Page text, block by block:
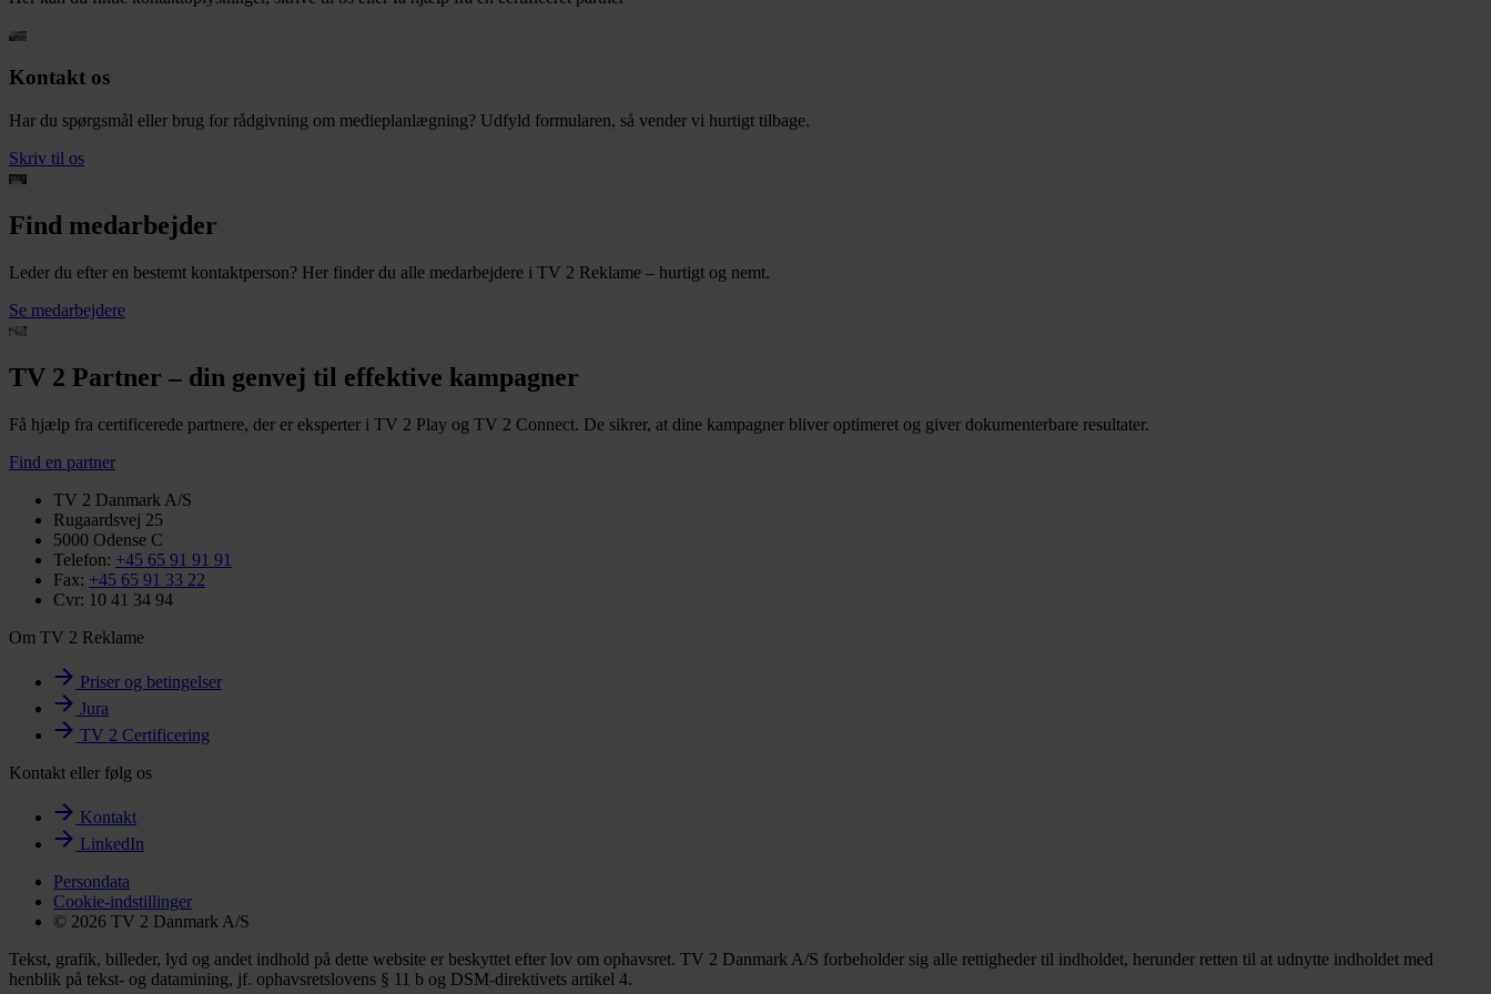
Kontakt os
Har du spørgsmål eller brug for rådgivning om medieplanlægning? Udfyld formularen, så vender vi hurtigt tilbage.
Skriv til os
Find medarbejder
Leder du efter en bestemt kontaktperson? Her finder du alle medarbejdere i TV 2 Reklame – hurtigt og nemt.
Se medarbejdere
TV 2 Partner – din genvej til effektive kampagner
Få hjælp fra certificerede partnere, der er eksperter i TV 2 Play og TV 2 Connect. De sikrer, at dine kampagner bliver optimeret og giver dokumenterbare resultater.
Find en partner
TV 2 Danmark A/S
Rugaardsvej 25
5000 Odense C
Telefon: +45 65 91 91 91
Fax: +45 65 91 33 22
Cvr: 10 41 34 94
Om TV 2 Reklame
Priser og betingelser
Jura
TV 2 Certificering
Kontakt eller følg os
Kontakt
LinkedIn
Persondata
Cookie-indstillinger
© 2026 TV 2 Danmark A/S
Tekst, grafik, billeder, lyd og andet indhold på dette website er beskyttet efter lov om ophavsret. TV 2 Danmark A/S forbeholder sig alle rettigheder til indholdet, herunder retten til at udnytte indholdet med
henblik på tekst- og datamining, jf. ophavsretslovens § 11 b og DSM-direktivets artikel 4.